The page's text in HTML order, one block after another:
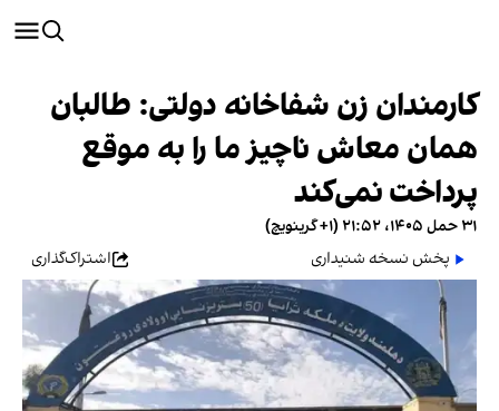
کارمندان زن شفاخانه دولتی: طالبان
همان معاش ناچیز ما را به موقع
پرداخت نمی‌کند
۳۱ حمل ۱۴۰۵، ۲۱:۵۲ (‎+۱ گرینویچ)
پخش نسخه شنیداری
اشتراک‌گذاری